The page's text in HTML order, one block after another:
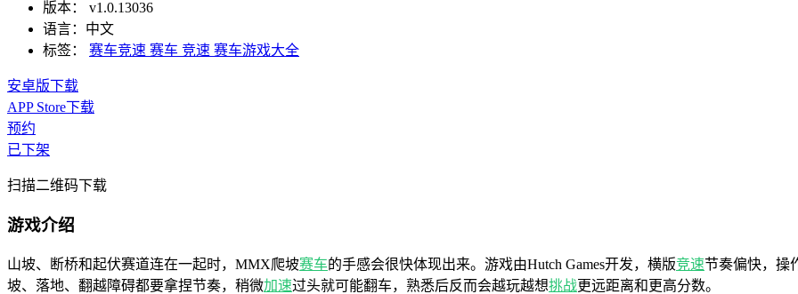
版本：
v1.0.13036
语言： 中文
标签：
赛车竞速 赛车 竞速 赛车游戏大全
安卓版下载
APP Store下载
预约
已下架
扫描二维码下载
游戏介绍
山坡、断桥和起伏赛道连在一起时，MMX爬坡赛车的手感会很快体现出来。游戏由Hutch Games开发，横版竞速节奏偏快，操
坡、落地、翻越障碍都要拿捏节奏，稍微加速过头就可能翻车，熟悉后反而会越玩越想挑战更远距离和更高分数。